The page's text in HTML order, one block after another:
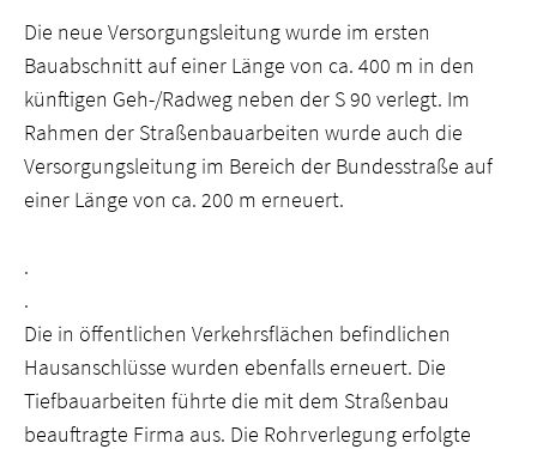
Die neue Versorgungsleitung wurde im ersten
Bauabschnitt auf einer Länge von ca. 400 m in den
künftigen Geh-/Radweg neben der S 90 verlegt. Im
Rahmen der Straßenbauarbeiten wurde auch die
Versorgungsleitung im Bereich der Bundesstraße auf
einer Länge von ca. 200 m erneuert.
.
.
Die in öffentlichen Verkehrsflächen befindlichen
Hausanschlüsse wurden ebenfalls erneuert. Die
Tiefbauarbeiten führte die mit dem Straßenbau
beauftragte Firma aus. Die Rohrverlegung erfolgte